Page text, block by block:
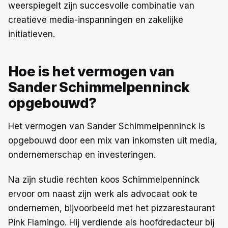
weerspiegelt zijn succesvolle combinatie van
creatieve media-inspanningen en zakelijke
initiatieven.
Hoe is het vermogen van
Sander Schimmelpenninck
opgebouwd?
Het vermogen van Sander Schimmelpenninck is
opgebouwd door een mix van inkomsten uit media,
ondernemerschap en investeringen.
Na zijn studie rechten koos Schimmelpenninck
ervoor om naast zijn werk als advocaat ook te
ondernemen, bijvoorbeeld met het pizzarestaurant
Pink Flamingo. Hij verdiende als hoofdredacteur bij